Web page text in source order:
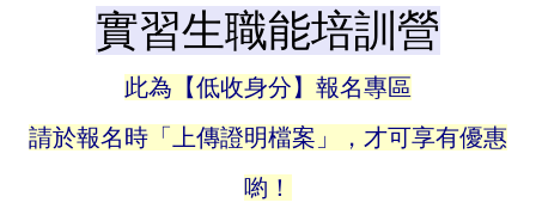
實習生職能培訓營
此為【低收身分】報名專區
請於報名時「上傳證明檔案」，才可享有優惠
喲！